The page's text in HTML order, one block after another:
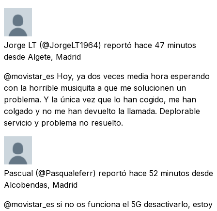
Jorge LT (@JorgeLT1964) reportó hace 47 minutos
desde Algete, Madrid
@movistar_es Hoy, ya dos veces media hora esperando
con la horrible musiquita a que me solucionen un
problema. Y la única vez que lo han cogido, me han
colgado y no me han devuelto la llamada. Deplorable
servicio y problema no resuelto.
Pascual (@Pasqualeferr) reportó hace 52 minutos desde
Alcobendas, Madrid
@movistar_es si no os funciona el 5G desactivarlo, estoy